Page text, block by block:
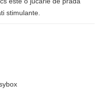
stimulante.